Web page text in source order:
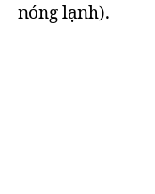
nóng lạnh).